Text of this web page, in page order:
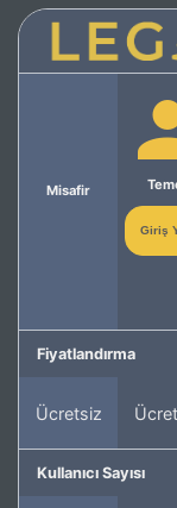
Misafir
Giriş
Fiyatlandırma
Ücretsiz
Kullanıcı Sayısı